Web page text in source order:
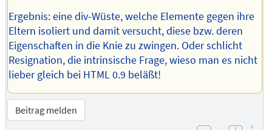
Ergebnis: eine div-Wüste, welche Elemente gegen ihre
Eltern isoliert und damit versucht, diese bzw. deren
Eigenschaften in die Knie zu zwingen. Oder schlicht
Resignation, die intrinsische Frage, wieso man es nicht
lieber gleich bei HTML 0.9 beläßt!
Beitrag melden